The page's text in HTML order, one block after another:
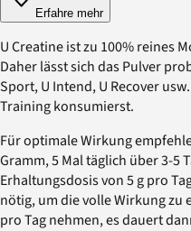
Erfahre mehr
U Creatine ist zu 100% reines
Daher lässt sich das Pulver
Sport, U Intend, U Recover
Training konsumierst.
Für optimale Wirkung
Gramm, 5 Mal täglich über 3-5
Erhaltungsdosis von 5 g pro
nötig, um die volle Wirkung zu
pro Tag nehmen, es dauert